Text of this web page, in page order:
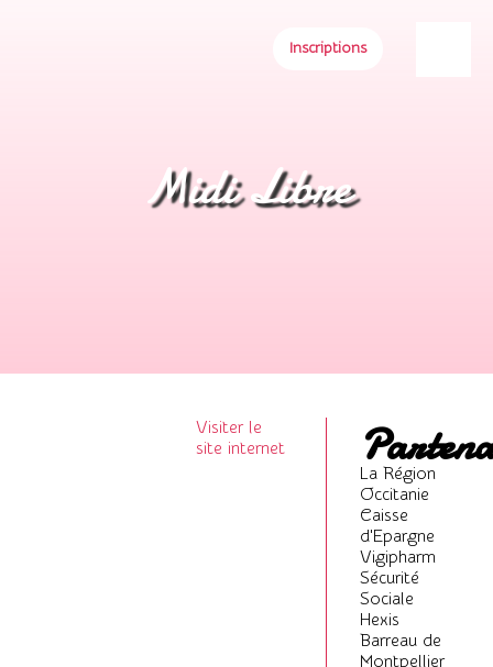
Midi Libre
Visiter le
site internet
La Région
Occitanie
Caisse
d'Epargne
Vigipharm
Sécurité
Sociale
Hexis
Barreau de
Montpellier
Inscriptions